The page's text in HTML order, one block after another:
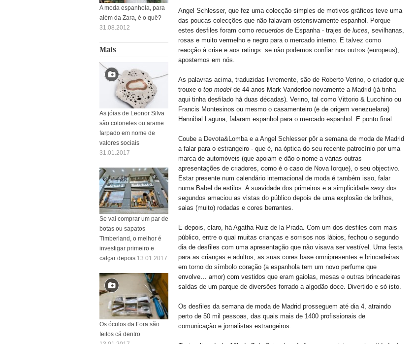
Angel Schlesser, que fez uma colecção simples de motivos gráficos teve uma
das poucas colecções que não falavam ostensivamente espanhol. Porque
estes desfiles foram como recuerdos de Espanha - trajes de luces , sevilhanas,
rosas e muito vermelho e negro para o mercado interno. E talvez como
reacção à crise e aos ratings: se não podemos confiar nos outros (europeus),
apostemos em nós.
As palavras acima, traduzidas livremente, são de Roberto Verino, o criador que
trouxe o top model de 44 anos Mark Vanderloo novamente a Madrid (já tinha
aqui tinha desfilado há duas décadas). Verino, tal como Vittorio & Lucchino ou
Francis Montesinos ou mesmo o casamenteiro (e de origem venezuelana)
Hannibal Laguna, falaram espanhol para o mercado espanhol. E ponto final.
Coube a Devota&Lomba e a Angel Schlesser pôr a semana de moda de Madrid
a falar para o estrangeiro - que é, na óptica do seu recente patrocínio por uma
marca de automóveis (que apoiam e dão o nome a várias outras
apresentações de criadores, como é o caso de Nova Iorque), o seu objectivo.
Estar presente num calendário internacional de moda é também isso, falar
numa Babel de estilos. A suavidade dos primeiros e a simplicidade sexy dos
segundos amaciou as vistas do público depois de uma explosão de brilhos,
saias (muito) rodadas e cores berrantes.
E depois, claro, há Agatha Ruiz de la Prada. Com um dos desfiles com mais
público, entre o qual muitas crianças e sorrisos nos lábios, fechou o segundo
dia de desfiles com uma apresentação que não visava ser vestível. Uma festa
para as crianças e adultos, as suas cores base omnipresentes e brincadeiras
em torno do símbolo coração (a espanhola tem um novo perfume que
envolve… amor) com vestidos que eram gaiolas, mesas e outras brincadeiras
saídas de um parque de diversões forrado a algodão doce. Divertido e só isto.
Os desfiles da semana de moda de Madrid prosseguem até dia 4, atraindo
perto de 50 mil pessoas, das quais mais de 1400 profissionais de
comunicação e jornalistas estrangeiros.
A moda espanhola, para
além da Zara, é o quê?
31.08.2012
Mais
As jóias de Leonor Silva
são cotonetes ou arame
farpado em nome de
valores sociais
31.01.2017
Se vai comprar um par de
botas ou sapatos
Timberland, o melhor é
investigar primeiro e
calçar depois 13.01.2017
Os óculos da Fora são
feitos cá dentro